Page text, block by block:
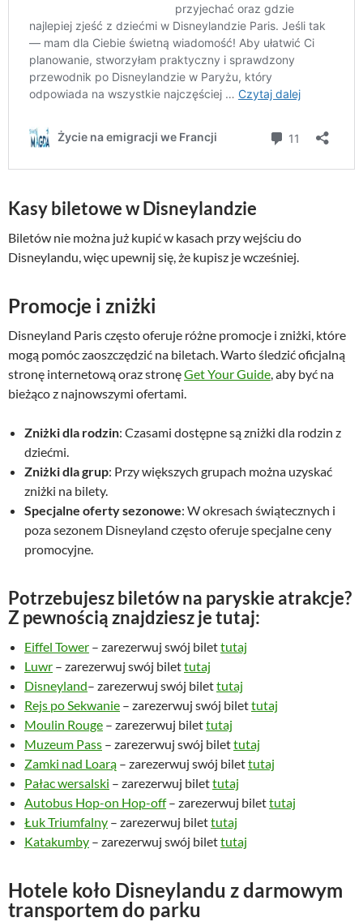
Kasy biletowe w Disneylandzie
Biletów nie można już kupić w kasach przy wejściu do
Disneylandu, więc upewnij się, że kupisz je wcześniej.
Promocje i zniżki
Disneyland Paris często oferuje różne promocje i zniżki, które
mogą pomóc zaoszczędzić na biletach. Warto śledzić oficjalną
stronę internetową oraz stronęGet Your Guide , aby być na
bieżąco z najnowszymi ofertami.
Zniżki dla rodzin: Czasami dostępne są zniżki dla rodzin z
dziećmi.
Zniżki dla grup: Przy większych grupach można uzyskać
zniżki na bilety.
Specjalne oferty sezonowe: W okresach świątecznych i
poza sezonem Disneyland często oferuje specjalne ceny
promocyjne.
Potrzebujesz biletów na paryskie atrakcje?
Z pewnością znajdziesz je tutaj:
Eiffel Tower – zarezerwuj swój bilettutaj
Luwr – zarezerwuj swój bilettutaj
Disneyland– zarezerwuj swój bilettutaj
Rejs po Sekwanie – zarezerwuj swój bilettutaj
Moulin Rouge – zarezerwuj bilettutaj
Muzeum Pass – zarezerwuj swój bilettutaj
Zamki nad Loarą – zarezerwuj swój bilettutaj
Pałac wersalski – zarezerwuj bilettutaj
Autobus Hop-on Hop-off– zarezerwuj bilettutaj
Łuk Triumfalny – zarezerwuj bilettutaj
Katakumby – zarezerwuj swój bilettutaj
Hotele koło Disneylandu z darmowym
transportem do parku